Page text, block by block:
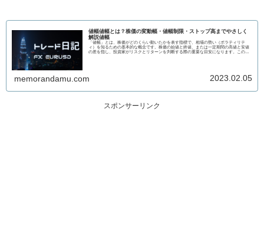
値幅値幅とは？株価の変動幅・値幅制限・ストップ高までやさしく
解説値幅
「値幅」とは、株価がどのくらい動いたかを表す指標で、相場の勢い（ボラティリテ
ィ）を知るための基本的な概念です。株価の始値と終値、または一定期間の高値と安値
の差を指し、投資家がリスクとリターンを判断する際の重要な目安になります。この記
memorandamu.com 2023.02.05
スポンサーリンク